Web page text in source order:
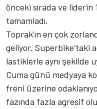
önceki sırada ve liderin
tamamladı.
Toprak’ın en çok
geliyor. Superbike’taki
lastiklerle aynı şekilde
Cuma günü medyaya
freni üzerine
fazında fazla agresif